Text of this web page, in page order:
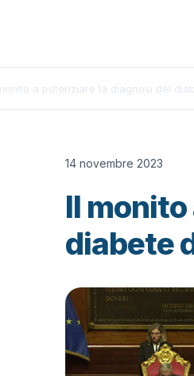
a potenziare la diagnosi del
14 novembre 2023
Il
diabete